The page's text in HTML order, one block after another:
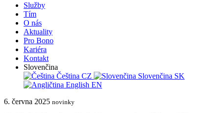
Služby
Tím
O nás
Aktuality
Pro Bono
Kariéra
Kontakt
Slovenčina
Čeština CZ Slovenčina SK
English EN
6. června 2025 novinky